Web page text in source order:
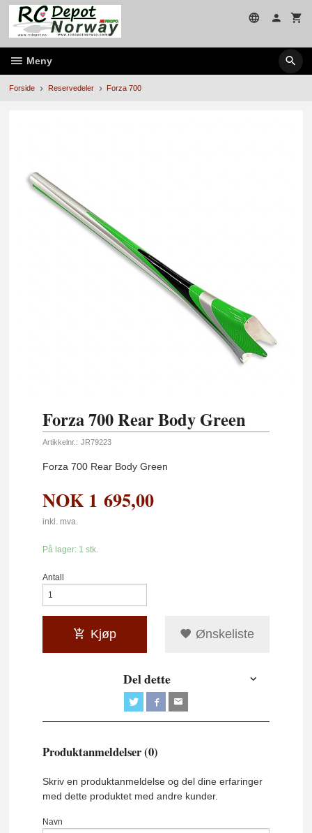
Gå
innholdet
Meny
Forside Reservedeler Forza 700
Forza 700 Rear Body Green
Artikkelnr.: JR79223
Forza 700 Rear Body Green
NOK 1 695,00
inkl. mva.
På lager: 1 stk.
Antall
Kjøp Ønskeliste
Del dette
Produktanmeldelser (0)
Skriv en produktanmeldelse og del dine erfaringer
med dette produktet med andre kunder.
Navn